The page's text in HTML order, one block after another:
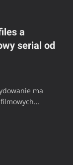
a
serial od
ma